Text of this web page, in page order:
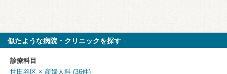
似たような病院・クリニックを探す
診療科目
世田谷区 × 産婦人科 (36件)